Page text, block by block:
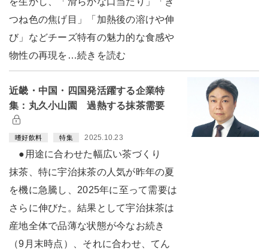
つね色の焦げ目」「加熱後の溶けや伸
び」などチーズ特有の魅力的な食感や
物性の再現を…続きを読む
近畿・中国・四国発活躍する企業特
集：丸久小山園 過熱する抹茶需要
嗜好飲料 特集 2025.10.23
●用途に合わせた幅広い茶づくり
抹茶、特に宇治抹茶の人気が昨年の夏
を機に急騰し、2025年に至って需要は
さらに伸びた。結果として宇治抹茶は
産地全体で品薄な状態が今なお続き
（9月末時点）、それに合わせ、てん